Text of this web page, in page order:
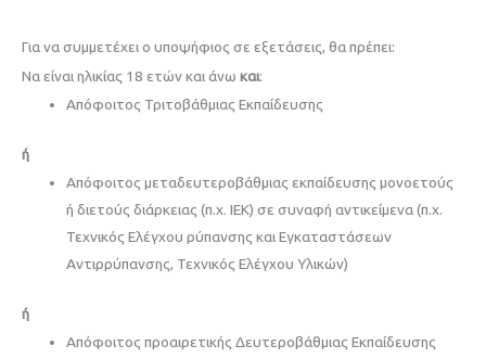
Για να συμμετέχει ο υποψήφιος σε εξετάσεις, θα πρέπει:
Να είναι ηλικίας 18 ετών και άνω και:
Απόφοιτος Τριτοβάθμιας Εκπαίδευσης
ή
Απόφοιτος μεταδευτεροβάθμιας εκπαίδευσης μονοετούς
ή διετούς διάρκειας (π.χ. ΙΕΚ) σε συναφή αντικείμενα (π.χ.
Τεχνικός Ελέγχου ρύπανσης και Εγκαταστάσεων
Αντιρρύπανσης, Τεχνικός Ελέγχου Υλικών)
ή
Απόφοιτος προαιρετικής Δευτεροβάθμιας Εκπαίδευσης